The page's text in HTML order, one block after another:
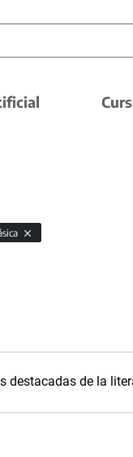
destacadas de la